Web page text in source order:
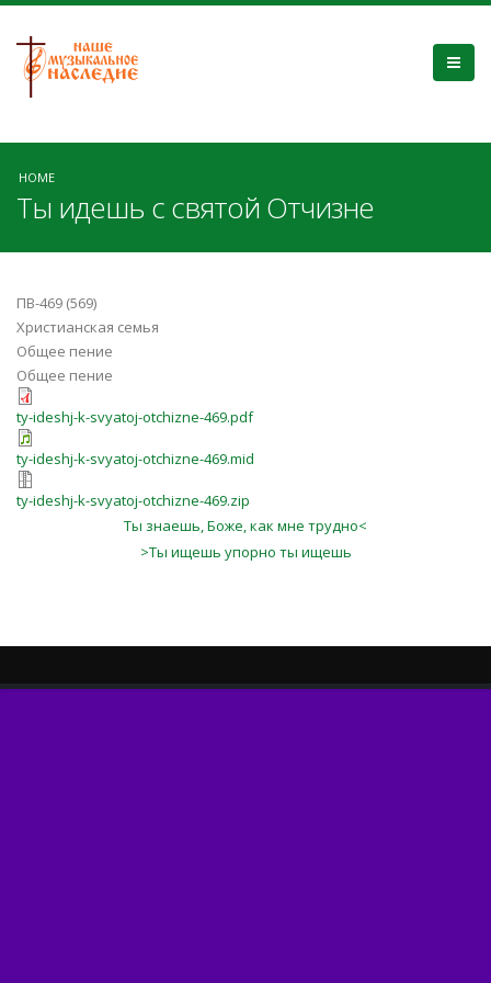
HOME
Ты идешь с святой Отчизне
ПВ-469 (569)
Христианская семья
Общее пение
Общее пение
ty-ideshj-k-svyatoj-otchizne-469.pdf
ty-ideshj-k-svyatoj-otchizne-469.mid
ty-ideshj-k-svyatoj-otchizne-469.zip
Ты знаешь, Боже, как мне трудно<
>Ты ищешь упорно ты ищешь